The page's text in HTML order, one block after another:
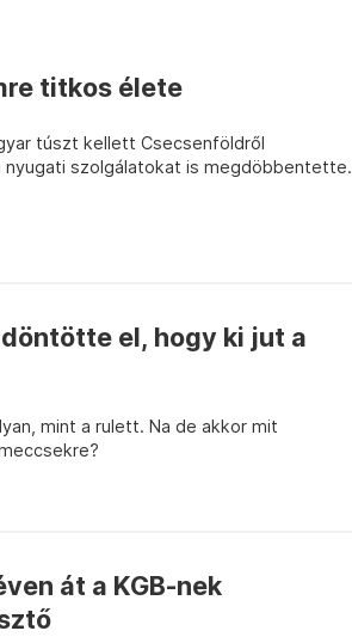
titkos élete
túszt kellett Csecsenföldről
nyugati szolgálatokat is megdöbbentette.
el, hogy ki jut a
mint a rulett. Na de akkor mit
át a KGB-nek